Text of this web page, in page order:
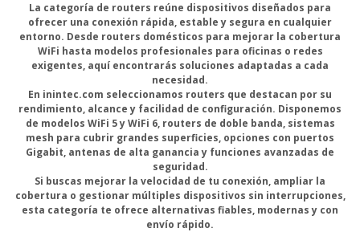
La categoría de routers reúne dispositivos diseñados para
ofrecer una conexión rápida, estable y segura en cualquier
entorno. Desde routers domésticos para mejorar la cobertura
WiFi hasta modelos profesionales para oficinas o redes
exigentes, aquí encontrarás soluciones adaptadas a cada
necesidad.
En inintec.com seleccionamos routers que destacan por su
rendimiento, alcance y facilidad de configuración. Disponemos
de modelos WiFi 5 y WiFi 6, routers de doble banda, sistemas
mesh para cubrir grandes superficies, opciones con puertos
Gigabit, antenas de alta ganancia y funciones avanzadas de
seguridad.
Si buscas mejorar la velocidad de tu conexión, ampliar la
cobertura o gestionar múltiples dispositivos sin interrupciones,
esta categoría te ofrece alternativas fiables, modernas y con
envío rápido.